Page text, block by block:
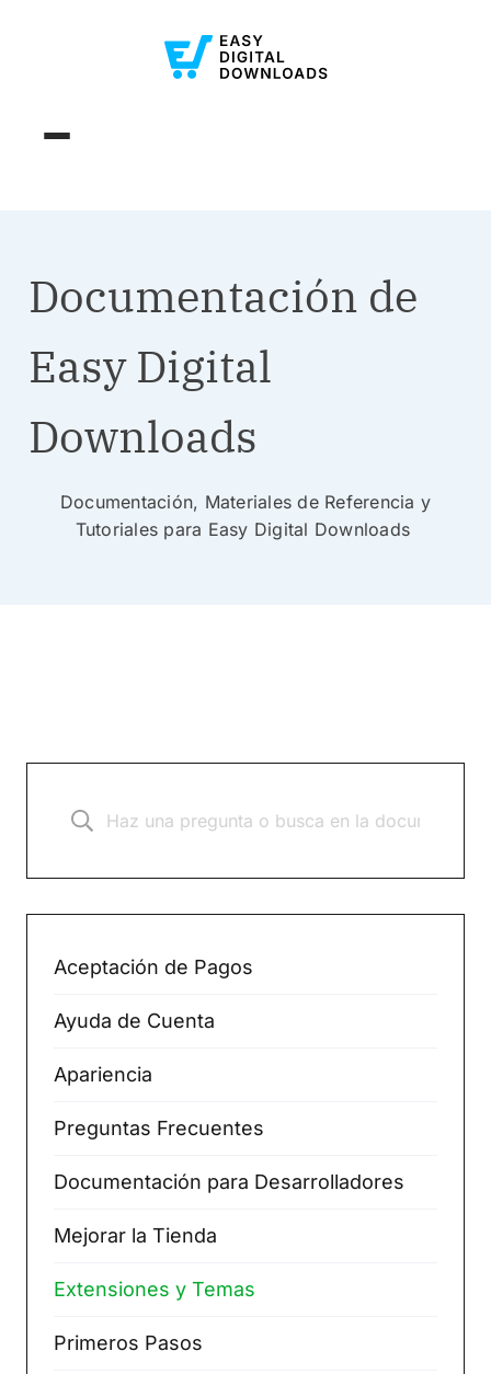
Documentación de
Easy Digital
Downloads
Documentación, Materiales de Referencia y
Tutoriales para Easy Digital Downloads
Aceptación de Pagos
Ayuda de Cuenta
Apariencia
Preguntas Frecuentes
Documentación para Desarrolladores
Mejorar la Tienda
Extensiones y Temas
Primeros Pasos